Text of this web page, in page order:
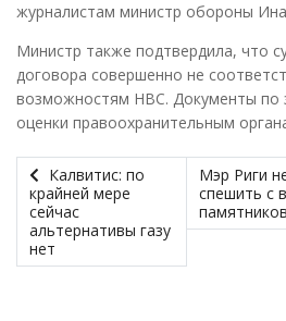
журналистам министр обороны
Министр также подтвердила, что
договора совершенно не
возможностям НВС. Документы по
оценки правоохранительным
Калвитис: по
крайней мере
сейчас
альтернативы газу
нет
Мэр Риги
спешить с